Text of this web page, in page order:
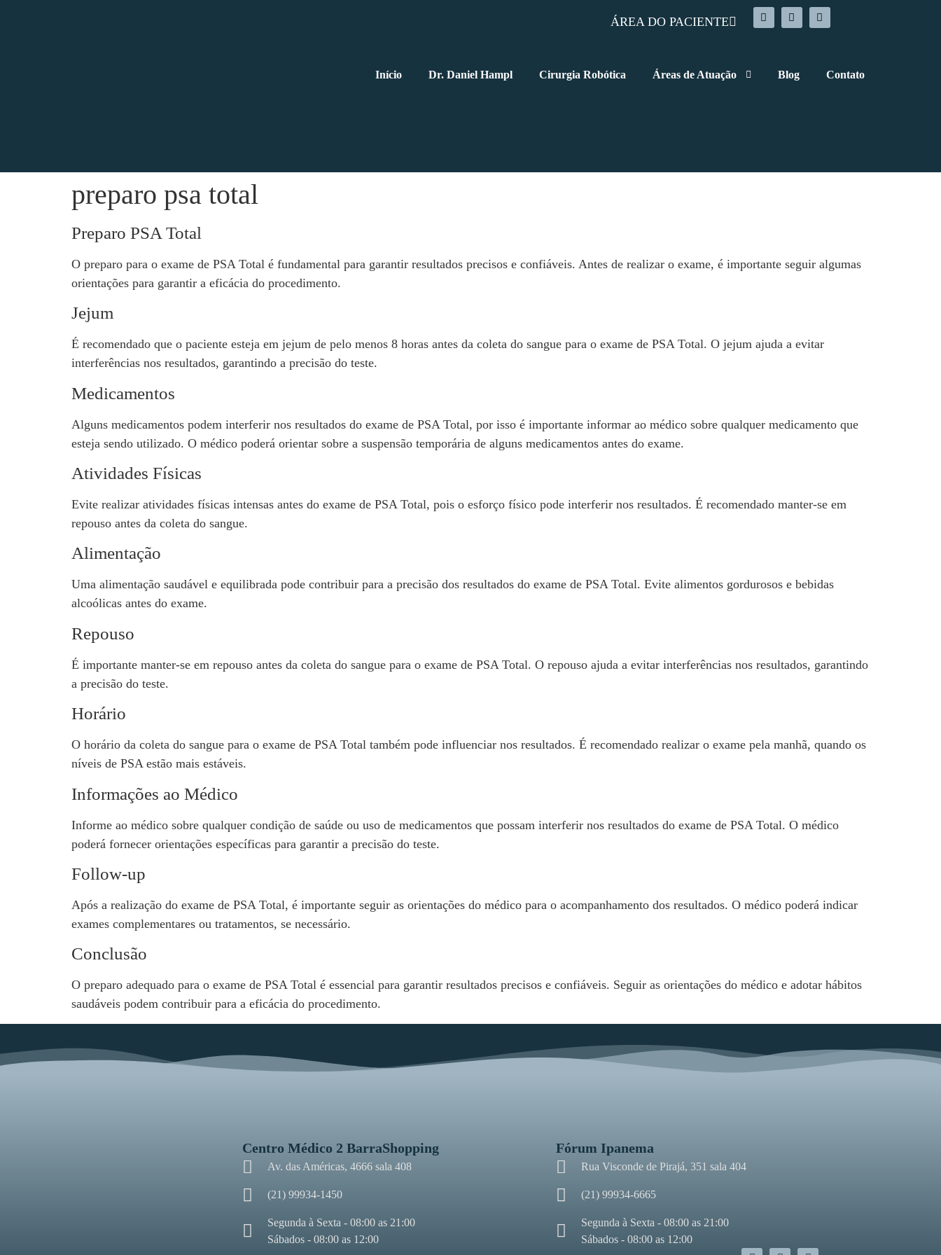
ÁREA DO PACIENTE
Início Dr. Daniel Hampl Cirurgia Robótica Áreas de Atuação Blog Contato
preparo psa total
Preparo PSA Total
O preparo para o exame de PSA Total é fundamental para garantir resultados precisos e confiáveis. Antes de realizar o exame, é importante seguir algumas
orientações para garantir a eficácia do procedimento.
Jejum
É recomendado que o paciente esteja em jejum de pelo menos 8 horas antes da coleta do sangue para o exame de PSA Total. O jejum ajuda a evitar
interferências nos resultados, garantindo a precisão do teste.
Medicamentos
Alguns medicamentos podem interferir nos resultados do exame de PSA Total, por isso é importante informar ao médico sobre qualquer medicamento que
esteja sendo utilizado. O médico poderá orientar sobre a suspensão temporária de alguns medicamentos antes do exame.
Atividades Físicas
Evite realizar atividades físicas intensas antes do exame de PSA Total, pois o esforço físico pode interferir nos resultados. É recomendado manter-se em
repouso antes da coleta do sangue.
Alimentação
Uma alimentação saudável e equilibrada pode contribuir para a precisão dos resultados do exame de PSA Total. Evite alimentos gordurosos e bebidas
alcoólicas antes do exame.
Repouso
É importante manter-se em repouso antes da coleta do sangue para o exame de PSA Total. O repouso ajuda a evitar interferências nos resultados, garantindo
a precisão do teste.
Horário
O horário da coleta do sangue para o exame de PSA Total também pode influenciar nos resultados. É recomendado realizar o exame pela manhã, quando os
níveis de PSA estão mais estáveis.
Informações ao Médico
Informe ao médico sobre qualquer condição de saúde ou uso de medicamentos que possam interferir nos resultados do exame de PSA Total. O médico
poderá fornecer orientações específicas para garantir a precisão do teste.
Follow-up
Após a realização do exame de PSA Total, é importante seguir as orientações do médico para o acompanhamento dos resultados. O médico poderá indicar
exames complementares ou tratamentos, se necessário.
Conclusão
O preparo adequado para o exame de PSA Total é essencial para garantir resultados precisos e confiáveis. Seguir as orientações do médico e adotar hábitos
saudáveis podem contribuir para a eficácia do procedimento.
Centro Médico 2 BarraShopping
Av. das Américas, 4666 sala 408
(21) 99934-1450
Segunda à Sexta - 08:00 as 21:00
Sábados - 08:00 as 12:00
Fórum Ipanema
Rua Visconde de Pirajá, 351 sala 404
(21) 99934-6665
Segunda à Sexta - 08:00 as 21:00
Sábados - 08:00 as 12:00